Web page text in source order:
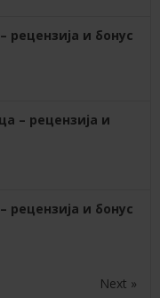
рецензија и бонус
– рецензија и
рецензија и бонус
Next »